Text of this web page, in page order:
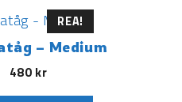
REA!
– Medium
480 kr